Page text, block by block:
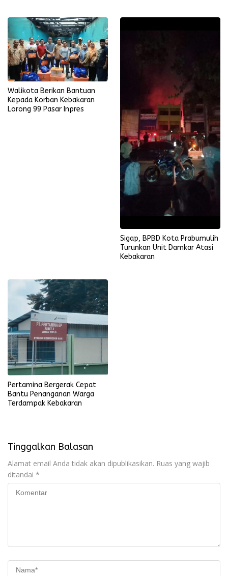
Walikota Berikan Bantuan
Kepada Korban Kebakaran
Lorong 99 Pasar Inpres
Sigap, BPBD Kota Prabumulih
Turunkan Unit Damkar Atasi
Kebakaran
Pertamina Bergerak Cepat
Bantu Penanganan Warga
Terdampak Kebakaran
Tinggalkan Balasan
Alamat email Anda tidak akan dipublikasikan. Ruas yang wajib
ditandai *